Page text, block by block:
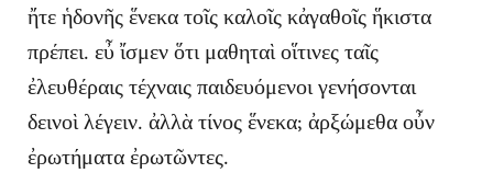
ἤτε ἡδονῆς ἕνεκα τοῖς καλοῖς κἀγαθοῖς ἥκιστα
πρέπει. εὖ ἴσμεν ὅτι μαθηταὶ οἵτινες ταῖς
ἐλευθέραις τέχναις παιδευόμενοι γενήσονται
δεινοὶ λέγειν. ἀλλὰ τίνος ἕνεκα; ἀρξώμεθα οὖν
ἐρωτήματα ἐρωτῶντες.